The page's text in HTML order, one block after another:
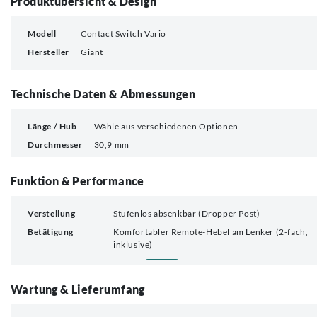
Modell
Contact Switch Vario
Hersteller
Giant
Technische Daten & Abmessungen
Länge / Hub
Wähle aus verschiedenen Optionen
Durchmesser
30,9 mm
Funktion & Performance
Verstellung
Stufenlos absenkbar (Dropper Post)
Betätigung
Komfortabler Remote-Hebel am Lenker (2-fach,
inklusive)
Wartung & Lieferumfang